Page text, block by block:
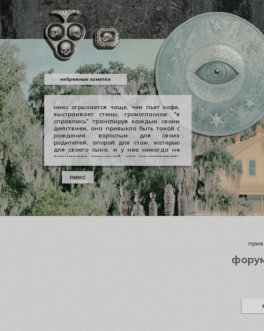
никс огрызается чаще, чем пьет кофе,
выстраивает стены, громогласное: "я
справлюсь" транслируя каждым своим
действием, она привыкла быть такой с
рождения. взрослым для своих
родителей, опорой для стаи, матерью
для своего сына, и у нее никогда не
возникало сомнений, что существовать
можно в принципе своем как-то иначе.
у никс опора — она сама, даже если
уже давно изломанная, совершенно
ненадежная, но помощи она просит
тогда, когда не остается уже выбора.
никс
небрежные заметки